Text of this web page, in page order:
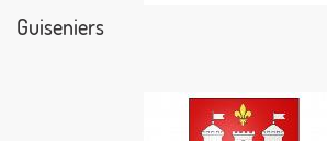
Guiseniers